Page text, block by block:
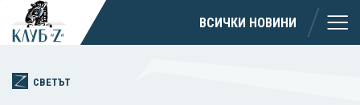
ВСИЧКИ НОВИНИ
СВЕТЪТ